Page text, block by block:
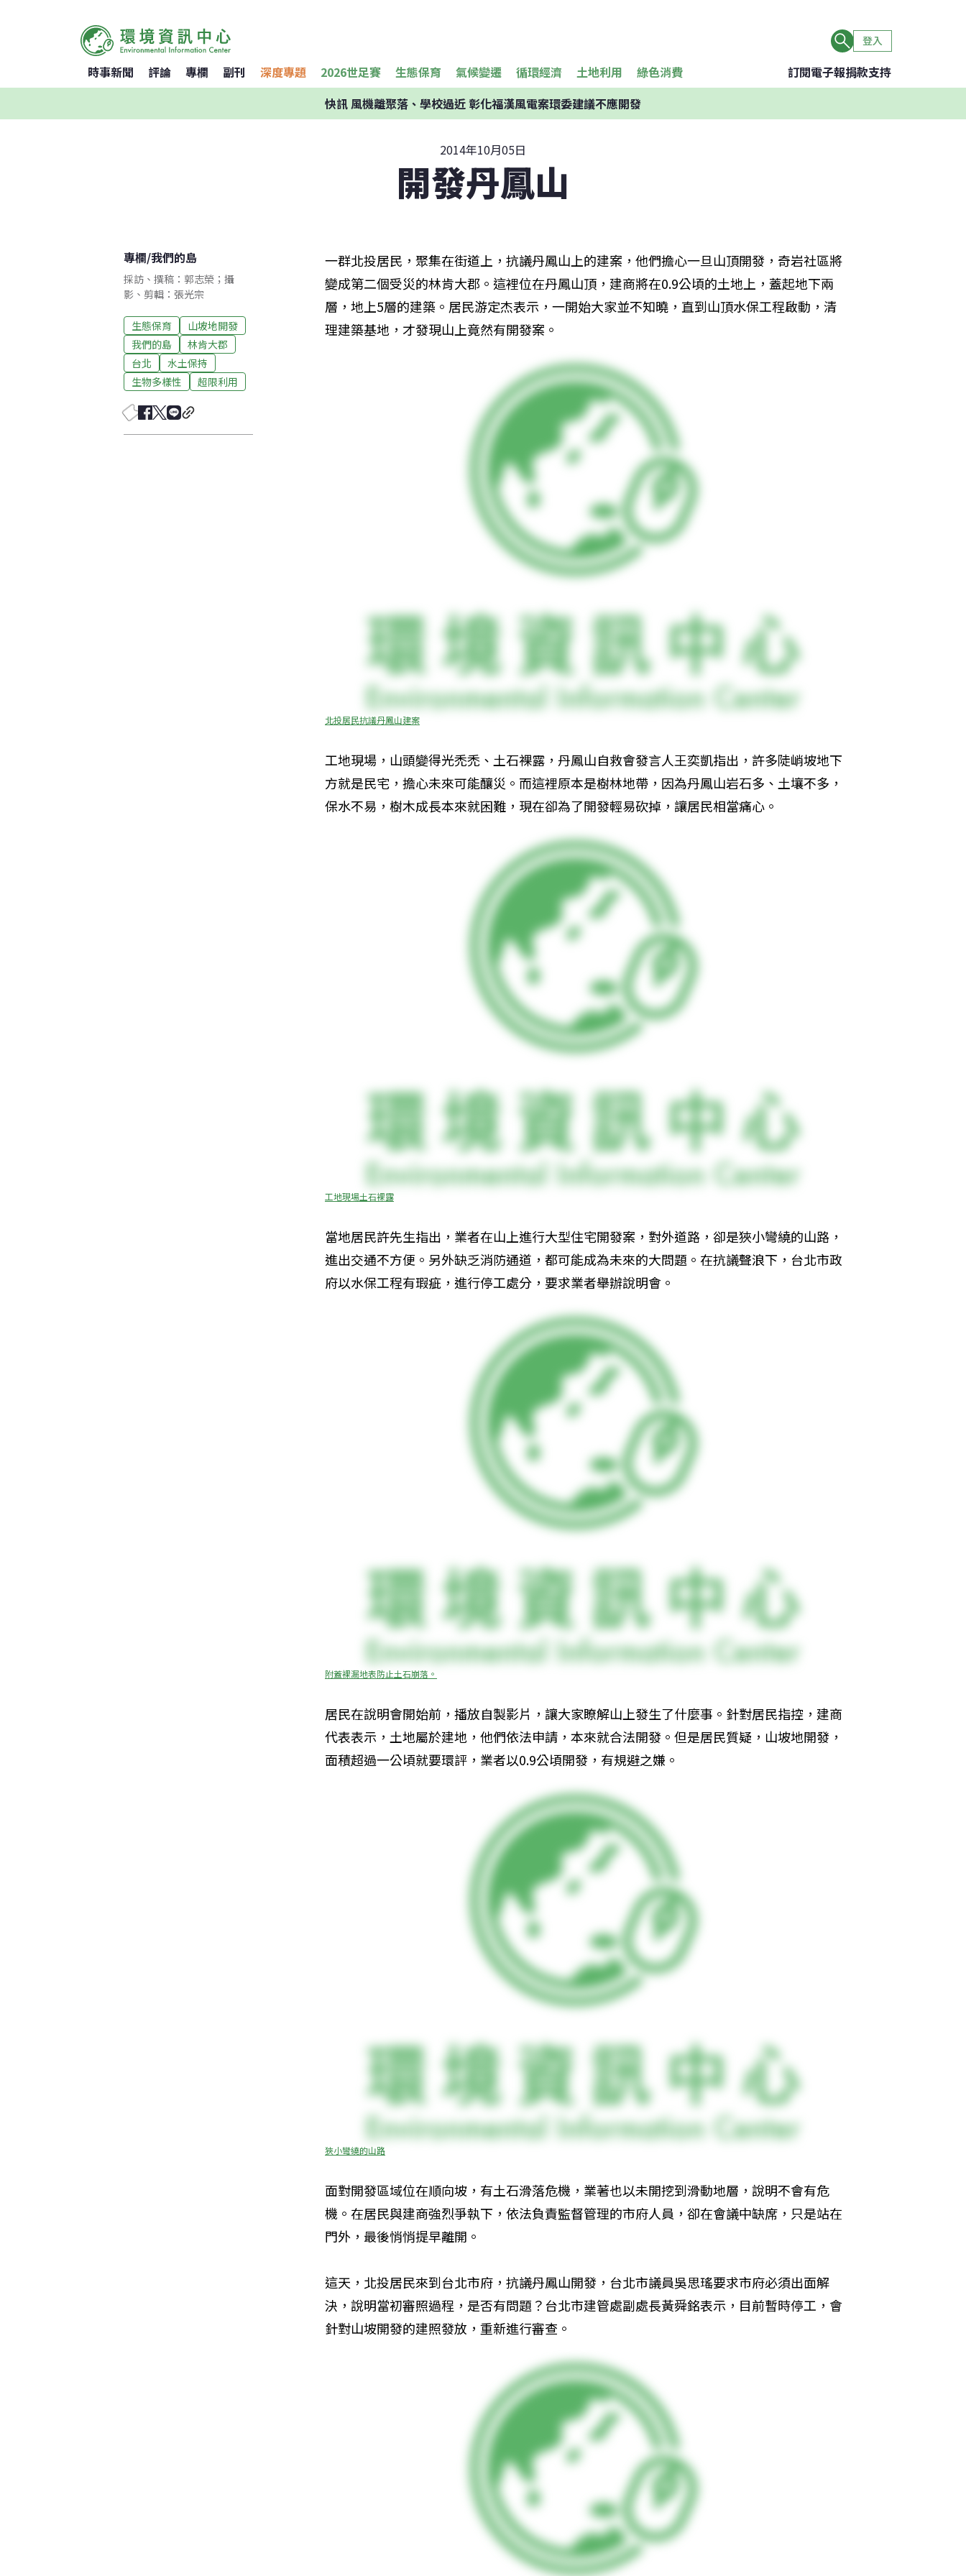
登入
時事新聞 評論 專欄 副刊 深度專題 2026世足賽 生態保育 氣候變遷 循環經濟 土地利用 綠色消費 訂閱電子報捐款支持
快訊風機離聚落、學校過近 彰化福漢風電案環委建議不應開發
2014年10月05日
開發丹鳳山
專欄/我們的島
採訪、撰稿：郭志榮；攝
影、剪輯：張光宗
生態保育
山坡地開發
我們的島
林肯大郡
台北
水土保持
生物多樣性
超限利用
一群北投居民，聚集在街道上，抗議丹鳳山上的建案，他們擔心一旦山頂開發，奇岩社區將
變成第二個受災的林肯大郡。這裡位在丹鳳山頂，建商將在0.9公頃的土地上，蓋起地下兩
層，地上5層的建築。居民游定杰表示，一開始大家並不知曉，直到山頂水保工程啟動，清
理建築基地，才發現山上竟然有開發案。
北投居民抗議丹鳳山建案
工地現場，山頭變得光禿禿、土石裸露，丹鳳山自救會發言人王奕凱指出，許多陡峭坡地下
方就是民宅，擔心未來可能釀災。而這裡原本是樹林地帶，因為丹鳳山岩石多、土壤不多，
保水不易，樹木成長本來就困難，現在卻為了開發輕易砍掉，讓居民相當痛心。
工地現場土石裸露
當地居民許先生指出，業者在山上進行大型住宅開發案，對外道路，卻是狹小彎繞的山路，
進出交通不方便。另外缺乏消防通道，都可能成為未來的大問題。在抗議聲浪下，台北市政
府以水保工程有瑕疵，進行停工處分，要求業者舉辦說明會。
附蓋裸漏地表防止土石崩落。
居民在說明會開始前，播放自製影片，讓大家瞭解山上發生了什麼事。針對居民指控，建商
代表表示，土地屬於建地，他們依法申請，本來就合法開發。但是居民質疑，山坡地開發，
面積超過一公頃就要環評，業者以0.9公頃開發，有規避之嫌。
狹小彎繞的山路
面對開發區域位在順向坡，有土石滑落危機，業著也以未開挖到滑動地層，說明不會有危
機。在居民與建商強烈爭執下，依法負責監督管理的市府人員，卻在會議中缺席，只是站在
門外，最後悄悄提早離開。
這天，北投居民來到台北市府，抗議丹鳳山開發，台北市議員吳思瑤要求市府必須出面解
決，說明當初審照過程，是否有問題？台北市建管處副處長黃舜銘表示，目前暫時停工，會
針對山坡開發的建照發放，重新進行審查。